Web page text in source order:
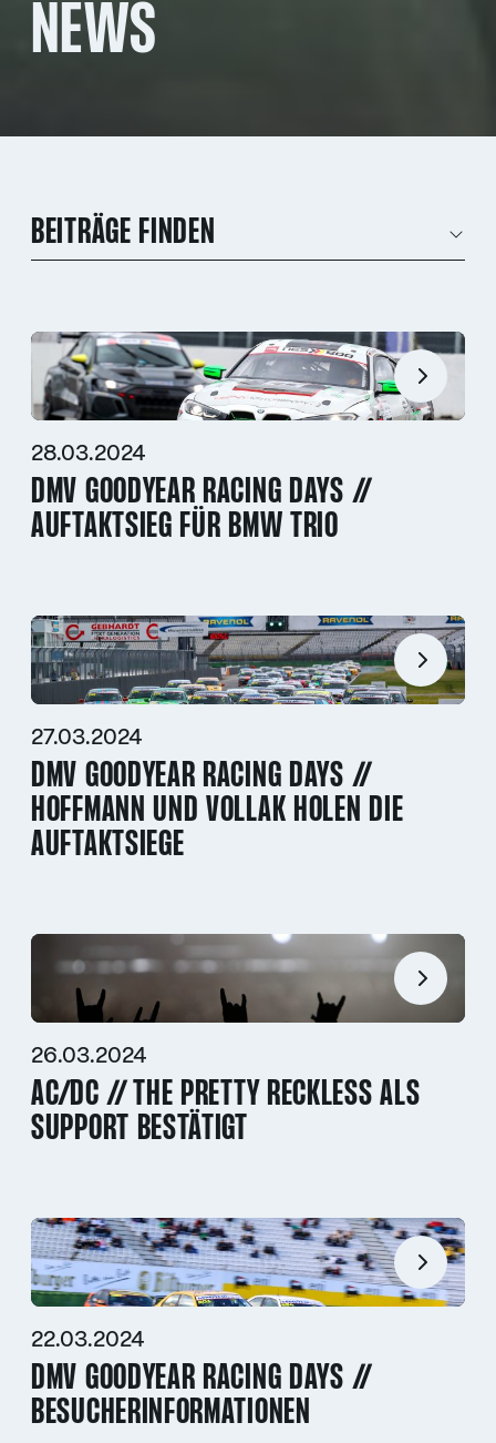
NEWS
BEITRÄGE FINDEN
28.03.2024
DMV GOODYEAR RACING DAYS //
AUFTAKTSIEG FÜR BMW TRIO
27.03.2024
DMV GOODYEAR RACING DAYS //
HOFFMANN UND VOLLAK HOLEN DIE
AUFTAKTSIEGE
26.03.2024
AC/DC // THE PRETTY RECKLESS ALS
SUPPORT BESTÄTIGT
22.03.2024
DMV GOODYEAR RACING DAYS //
BESUCHERINFORMATIONEN